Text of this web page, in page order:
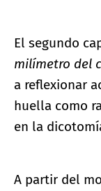
El segundo
milímetro del
a reflexionar
huella como
en la
A partir del